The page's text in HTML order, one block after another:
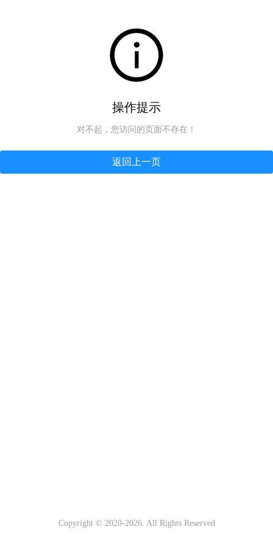
操作提示
对不起，您访问的页面不存在！
返回上一页
Copyright © 2020-2026. All Rights Reserved